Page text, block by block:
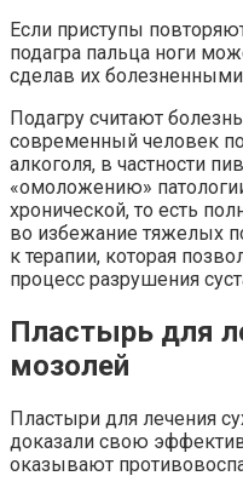
Если приступы
подагра пальца ноги
сделав их
Подагру считают
современный человек
алкоголя, в частности
«омоложению»
хронической, то есть
во избежание тяжелых
к терапии, которая
процесс разрушения
Пластырь для
мозолей
Пластыри для лечения
доказали свою
оказывают